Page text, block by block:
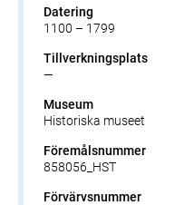
Datering
1100 – 1799
Tillverkningsplats
—
Museum
Historiska museet
Föremålsnummer
858056_HST
Förvärvsnummer